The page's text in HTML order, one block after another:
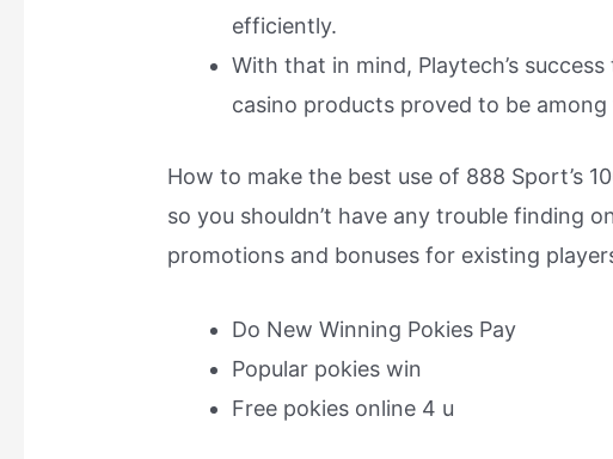
efficiently.
With that in mind, Playtech’s
casino products proved to be
How to make the best use of 888 Sport’s
so you shouldn’t have any trouble finding
promotions and bonuses for existing
Do New Winning Pokies Pay
Popular pokies win
Free pokies online 4 u